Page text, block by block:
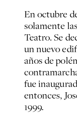
En octubre
solamente
Teatro. Se
un nuevo
años de
fue
entonces,
1999.